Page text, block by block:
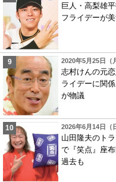
巨人・高梨雄
フライデーが
2020年5月25日（
志村けんの元
ライデーに関
が物議
2026年6月14日（
山田隆夫のト
で『笑点』座
過去も